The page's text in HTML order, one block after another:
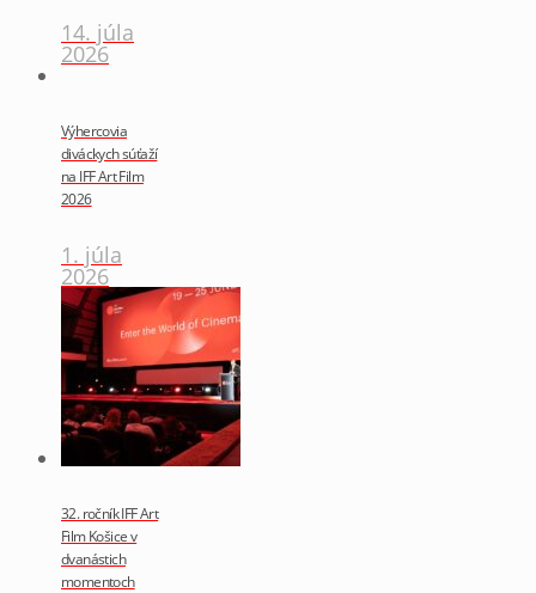
14. júla
2026
Výhercovia
diváckych súťaží
na IFF Art Film
2026
1. júla
2026
32. ročník IFF Art
Film Košice v
dvanástich
momentoch